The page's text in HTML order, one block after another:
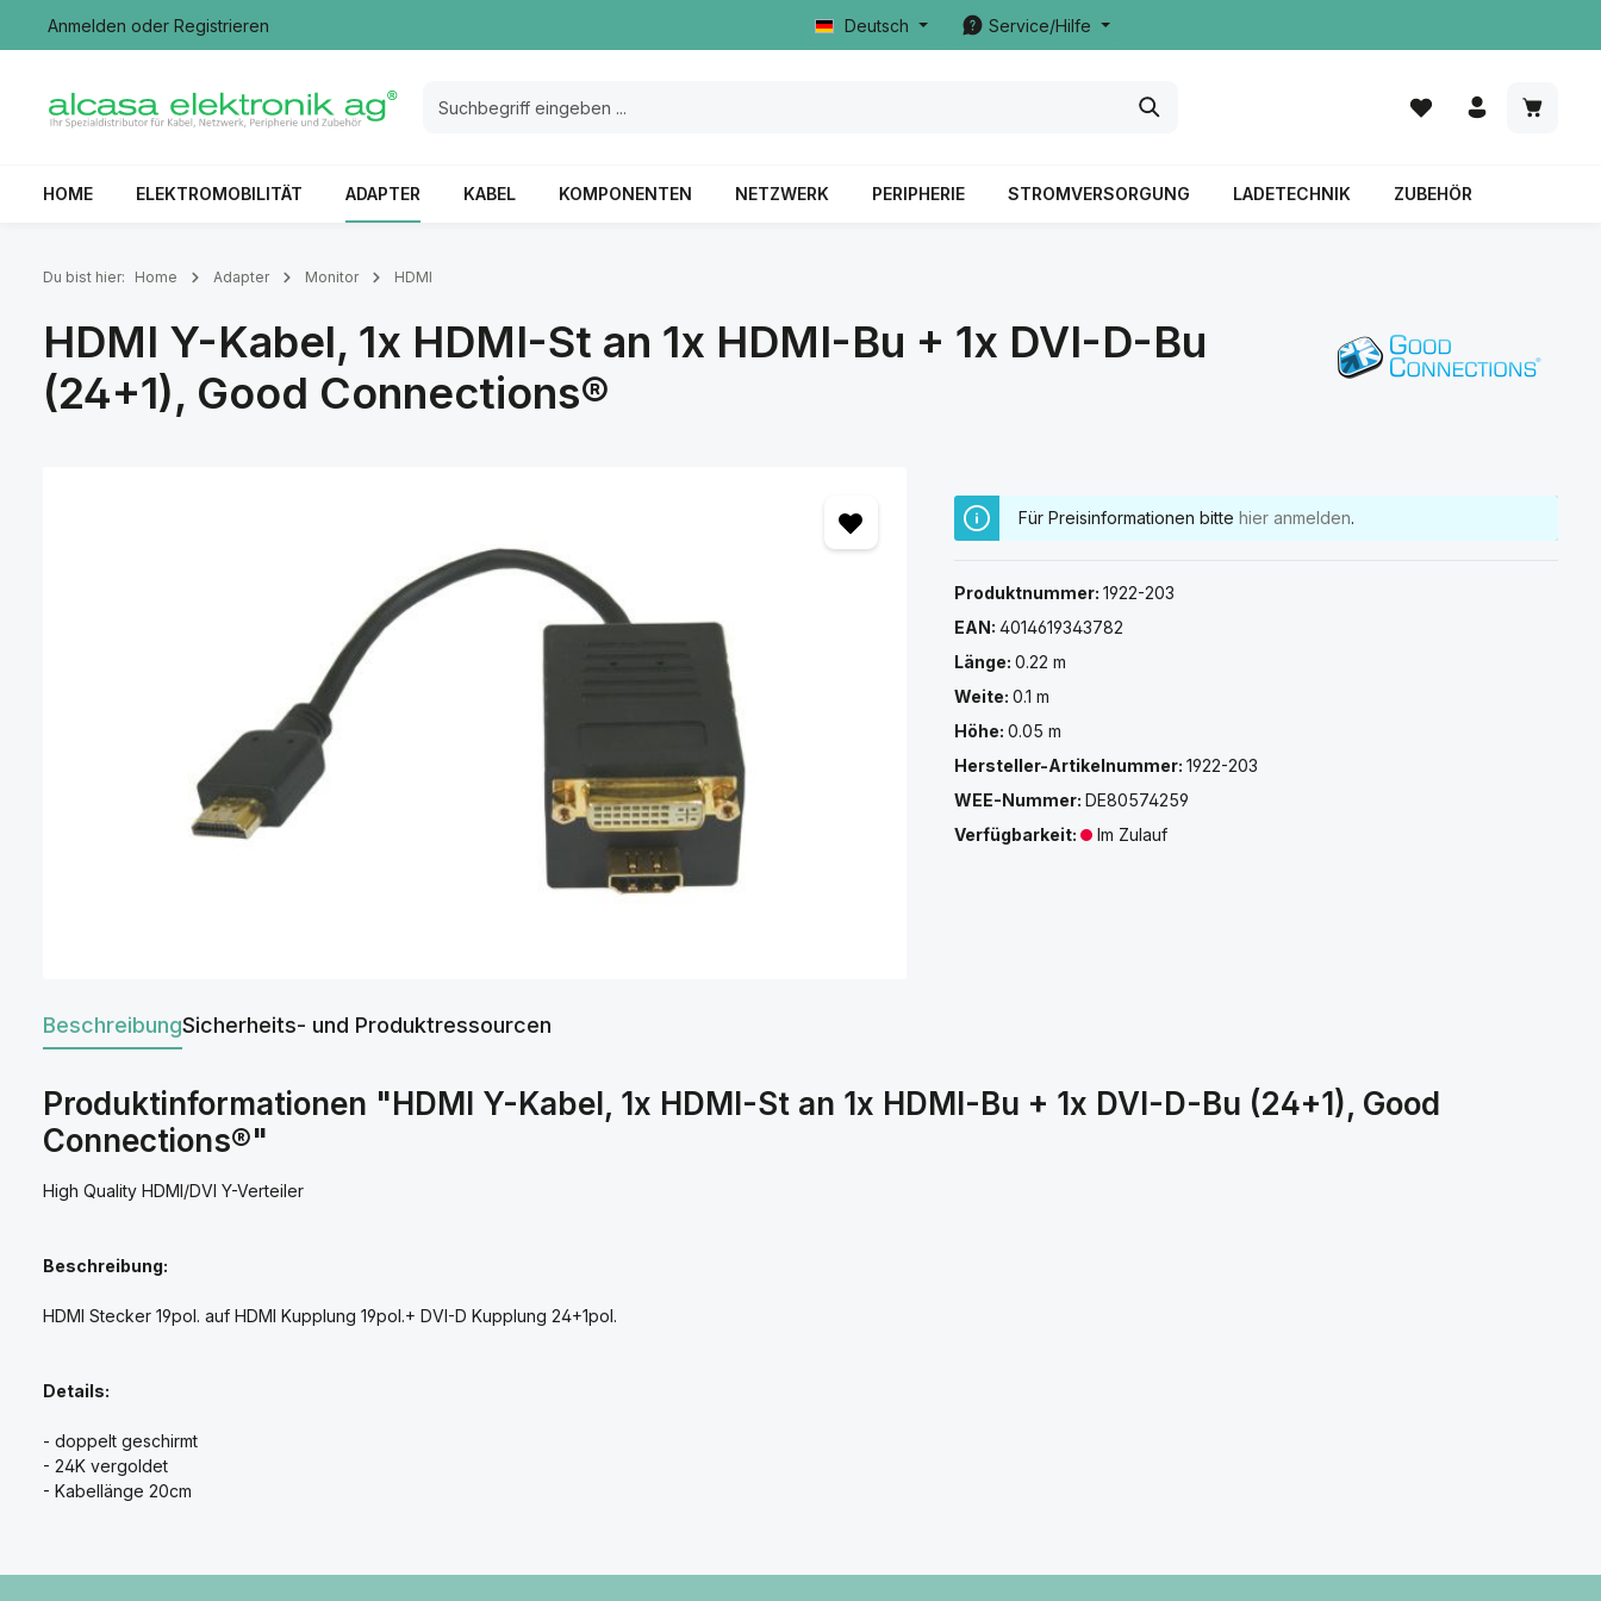
Zur Hauptnavigation springen
Anmelden oder Registrieren Deutsch Service/Hilfe
HOME ELEKTROMOBILITÄT ADAPTER KABEL KOMPONENTEN NETZWERK PERIPHERIE STROMVERSORGUNG LADETECHNIK ZUBEHÖR
Du bist hier: Home Adapter Monitor HDMI
HDMI Y-Kabel, 1x HDMI-St an 1x HDMI-Bu + 1x DVI-D-Bu
(24+1), Good Connections®
Für Preisinformationen bittehier anmelden.
Produktnummer:1922-203
EAN:4014619343782
Länge:0.22 m
Weite:0.1 m
Höhe:0.05 m
Hersteller-Artikelnummer:1922-203
WEE-Nummer:DE80574259
Verfügbarkeit:
Im Zulauf
BeschreibungSicherheits- und Produktressourcen
Produktinformationen "HDMI Y-Kabel, 1x HDMI-St an 1x HDMI-Bu + 1x DVI-D-Bu (24+1), Good
Connections®"
High Quality HDMI/DVI Y-Verteiler
Beschreibung:
HDMI Stecker 19pol. auf HDMI Kupplung 19pol.+ DVI-D Kupplung 24+1pol.
Details:
- doppelt geschirmt
- 24K vergoldet
- Kabellänge 20cm